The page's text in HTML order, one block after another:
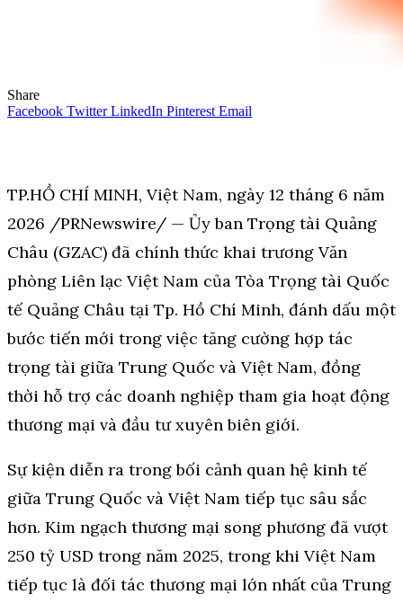
Share
Facebook Twitter LinkedIn Pinterest Email
TP.HỒ CHÍ MINH, Việt Nam, ngày 12 tháng 6 năm
2026 /PRNewswire/ — Ủy ban Trọng tài Quảng
Châu (GZAC) đã chính thức khai trương Văn
phòng Liên lạc Việt Nam của Tòa Trọng tài Quốc
tế Quảng Châu tại Tp. Hồ Chí Minh, đánh dấu một
bước tiến mới trong việc tăng cường hợp tác
trọng tài giữa Trung Quốc và Việt Nam, đồng
thời hỗ trợ các doanh nghiệp tham gia hoạt động
thương mại và đầu tư xuyên biên giới.
Sự kiện diễn ra trong bối cảnh quan hệ kinh tế
giữa Trung Quốc và Việt Nam tiếp tục sâu sắc
hơn. Kim ngạch thương mại song phương đã vượt
250 tỷ USD trong năm 2025, trong khi Việt Nam
tiếp tục là đối tác thương mại lớn nhất của Trung